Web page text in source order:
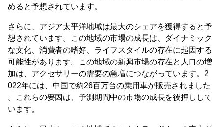
めると予想されています。
さらに、アジア太平洋地域は最大のシェアを獲得すると予
想されています。この地域の市場の成長は、ダイナミック
な文化、消費者の嗜好、ライフスタイルの存在に起因する
可能性があります。この地域の新興市場の存在と人口の増
加は、アクセサリーの需要の急増につながっています。2
022年には、中国で約26百万台の乗用車が販売されました
。これらの要因は、予測期間中の市場の成長を後押しして
います。